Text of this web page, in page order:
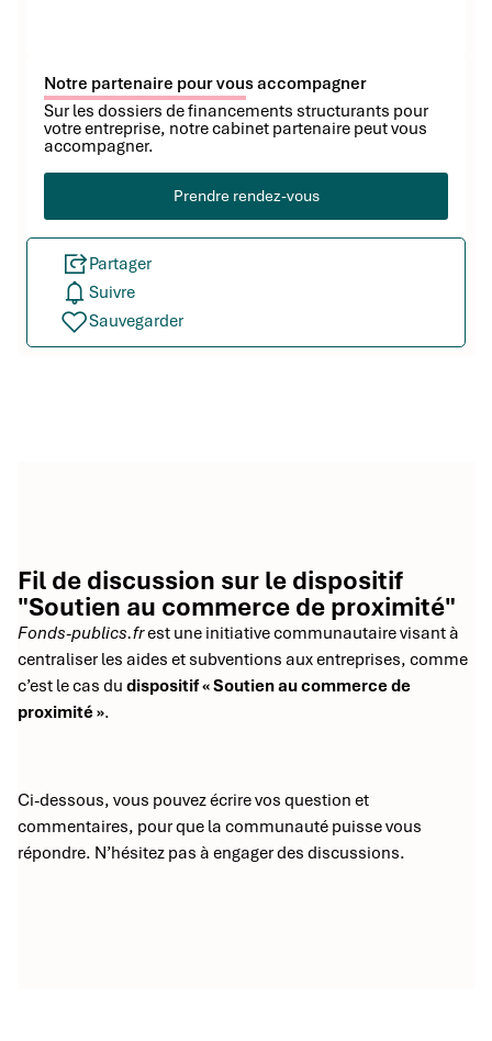
Notre partenaire pour vous accompagner
Sur les dossiers de financements structurants pour
votre entreprise, notre cabinet partenaire peut vous
accompagner.
Prendre rendez-vous
Partager
Suivre
Sauvegarder
Fil de discussion sur le dispositif
"Soutien au commerce de proximité"
Fonds-publics.frest une initiative communautaire visant à
centraliser les aides et subventions aux entreprises, comme
c’est le cas du dispositif « Soutien au commerce de
proximité ».
Ci-dessous, vous pouvez écrire vos question et
commentaires, pour que la communauté puisse vous
répondre. N’hésitez pas à engager des discussions.